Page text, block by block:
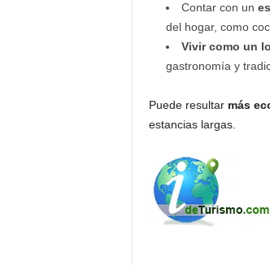
Contar con un
del hogar, como
Vivir como un
gastronomía y
Puede resultar más
estancias largas.